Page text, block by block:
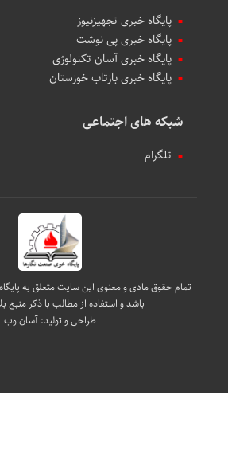
پایگاه خبری تجهیزنیوز
پایگاه خبری پی نوشت
پایگاه خبری آسان تکنولوژی
پایگاه خبری بازتاب خوزستان
شبکه های اجتماعی
تلگرام
تمام حقوق مادی و معنوی این سایت متعلق به
باشد و استفاده از مطالب با ذکر منبع
طراحی و تولید:آسان وب